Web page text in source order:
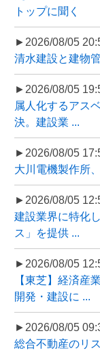
トップに聞く
►2026/08/05
清水建設と建物
►2026/08/05
属人化するアス
決。建設業 ...
►2026/08/05
大川電機製作所
►2026/08/05
建設業界に特化
ス」を提供 ...
►2026/08/05
【東芝】経済産
開発・建設に ...
►2026/08/05
総合不動産のリ